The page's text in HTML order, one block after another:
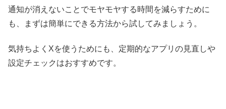
通知が消えないことでモヤモヤする時間を減らすために
も、まずは簡単にできる方法から試してみましょう。
気持ちよくXを使うためにも、定期的なアプリの見直しや
設定チェックはおすすめです。